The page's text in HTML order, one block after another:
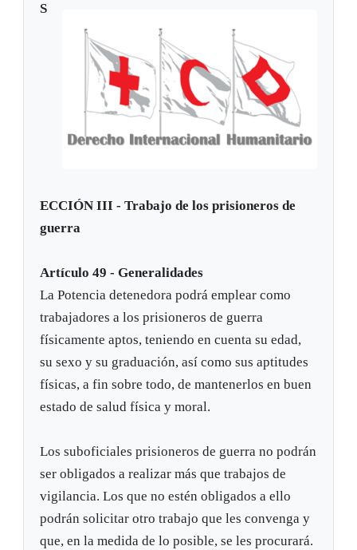
S
ECCIÓN III - Trabajo de los prisioneros de
guerra
Artículo 49 - Generalidades
La Potencia detenedora podrá emplear como
trabajadores a los prisioneros de guerra
físicamente aptos, teniendo en cuenta su edad,
su sexo y su graduación, así como sus aptitudes
físicas, a fin sobre todo, de mantenerlos en buen
estado de salud física y moral.
Los suboficiales prisioneros de guerra no podrán
ser obligados a realizar más que trabajos de
vigilancia. Los que no estén obligados a ello
podrán solicitar otro trabajo que les convenga y
que, en la medida de lo posible, se les procurará.